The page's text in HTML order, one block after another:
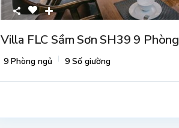
Villa FLC Sầm Sơn SH39 9 Phòng
9 Phòng ngủ 9 Số giường